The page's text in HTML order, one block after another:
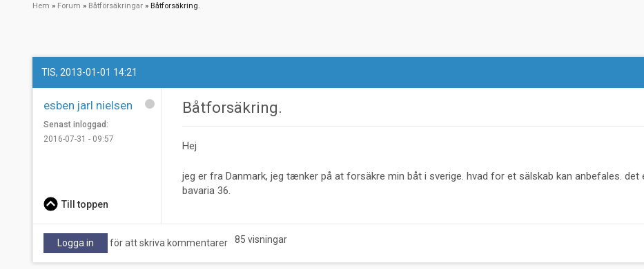
Länkstig
Hem Forum Båtförsäkringar Båtforsäkring.
TIS, 2013-01-01 14:21
esben jarl nielsen
Senast inloggad:
2016-07-31 - 09:57
Båtforsäkring.
Hej
jeg er fra Danmark, jeg tænker på at forsäkre min båt i sverige. hvad for et sälskab kan anbefales. det
bavaria 36.
Till toppen
Logga in för att skriva kommentarer 85 visningar